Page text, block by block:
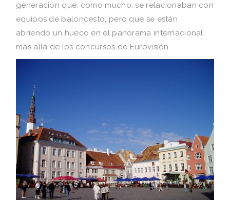
generación que, como mucho, se relacionaban con
equipos de baloncesto, pero que se están
abriendo un hueco en el panorama internacional,
más allá de los concursos de Eurovisión.